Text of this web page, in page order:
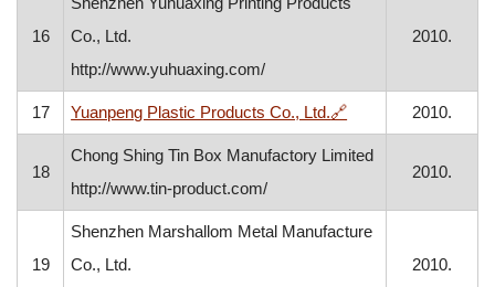
16
Co., Ltd.
http://www.yuhuaxing.com/
2010.
17 Yuanpeng Plastic Products Co., Ltd.🔗, otvara se u novom
2010.
18
Chong Shing Tin Box Manufactory Limited
http://www.tin-product.com/
2010.
19
Shenzhen Marshallom Metal Manufacture
Co., Ltd.
2010.